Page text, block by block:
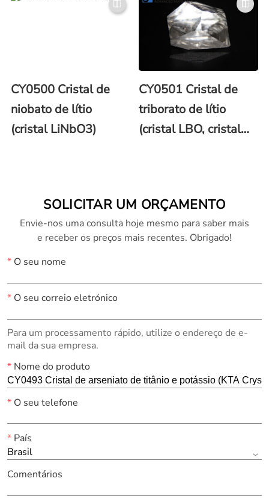
potássio (DKDP e
CY0500 Cristal de
niobato de lítio
(cristal LiNbO3)
CY0501 Cristal de
triborato de lítio
(cristal LBO, cristal
SOLICITAR UM ORÇAMENTO
Envie-nos uma consulta hoje mesmo para saber mais
e receber os preços mais recentes. Obrigado!
*O seu nome
*O seu correio eletrónico
Para um processamento rápido, utilize o endereço de e-
mail da sua empresa.
*Nome do produto
*O seu telefone
*País
Brasil
Comentários